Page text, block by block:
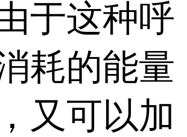
于这种呼
耗的能量
又可以加